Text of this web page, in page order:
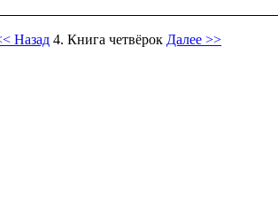
Назад 4. Книга четвёрок Далее >>